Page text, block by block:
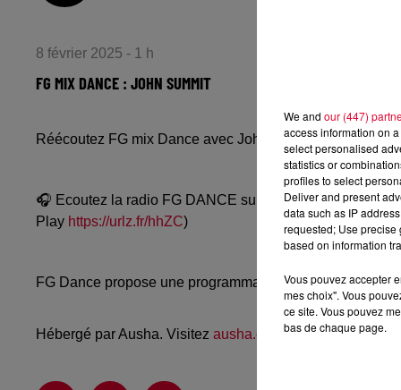
8 février 2025 - 1 h
FG MIX DANCE : JOHN SUMMIT
Réécoutez FG mix Dance avec John Summit du
🎧 Ecoutez la radio FG DANCE sur
www.radiofg.com/fg-
Play https://urlz.fr/hhZC)
FG Dance propose une programmation dance, EDM,
Hébergé par Ausha. Visitez ausha.co/politique-de-
We and our (447)
access information on
select personalised
statistics or
profiles to select
Deliver and present
data such as IP
requested; Use precise
based on information
Vous pouvez accepter
mes choix". Vous
ce site. Vous pouvez
bas de chaque page.